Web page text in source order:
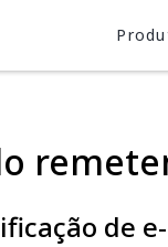
de